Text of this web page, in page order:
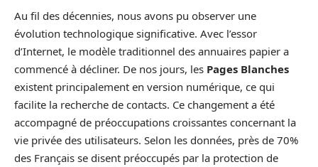
Au fil des décennies, nous avons pu observer une
évolution technologique significative. Avec l’essor
d’Internet, le modèle traditionnel des annuaires papier a
commencé à décliner. De nos jours, les Pages Blanches
existent principalement en version numérique, ce qui
facilite la recherche de contacts. Ce changement a été
accompagné de préoccupations croissantes concernant la
vie privée des utilisateurs. Selon les données, près de 70%
des Français se disent préoccupés par la protection de